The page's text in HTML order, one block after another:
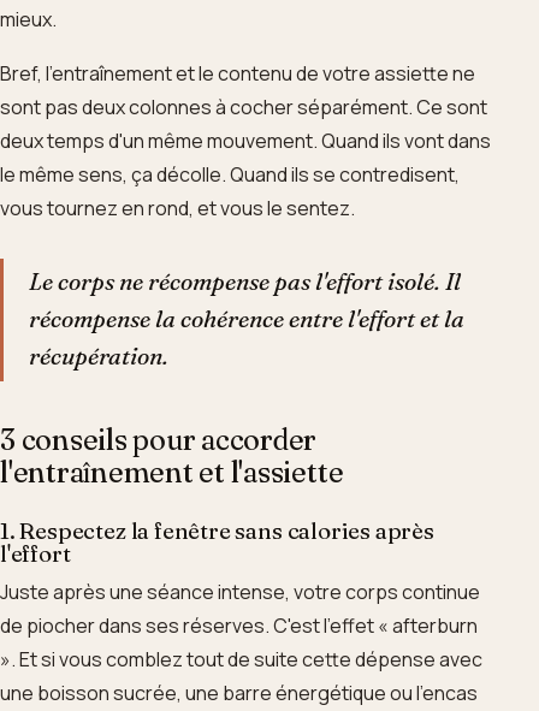
mieux.
Bref, l'entraînement et le contenu de votre assiette ne
sont pas deux colonnes à cocher séparément. Ce sont
deux temps d'un même mouvement. Quand ils vont dans
le même sens, ça décolle. Quand ils se contredisent,
vous tournez en rond, et vous le sentez.
Le corps ne récompense pas l'effort isolé. Il
récompense la cohérence entre l'effort et la
récupération.
3 conseils pour accorder
l'entraînement et l'assiette
1. Respectez la fenêtre sans calories après
l'effort
Juste après une séance intense, votre corps continue
de piocher dans ses réserves. C'est l'effet « afterburn
». Et si vous comblez tout de suite cette dépense avec
une boisson sucrée, une barre énergétique ou l'encas